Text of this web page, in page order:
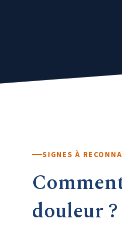
SIGNES À
douleur ?